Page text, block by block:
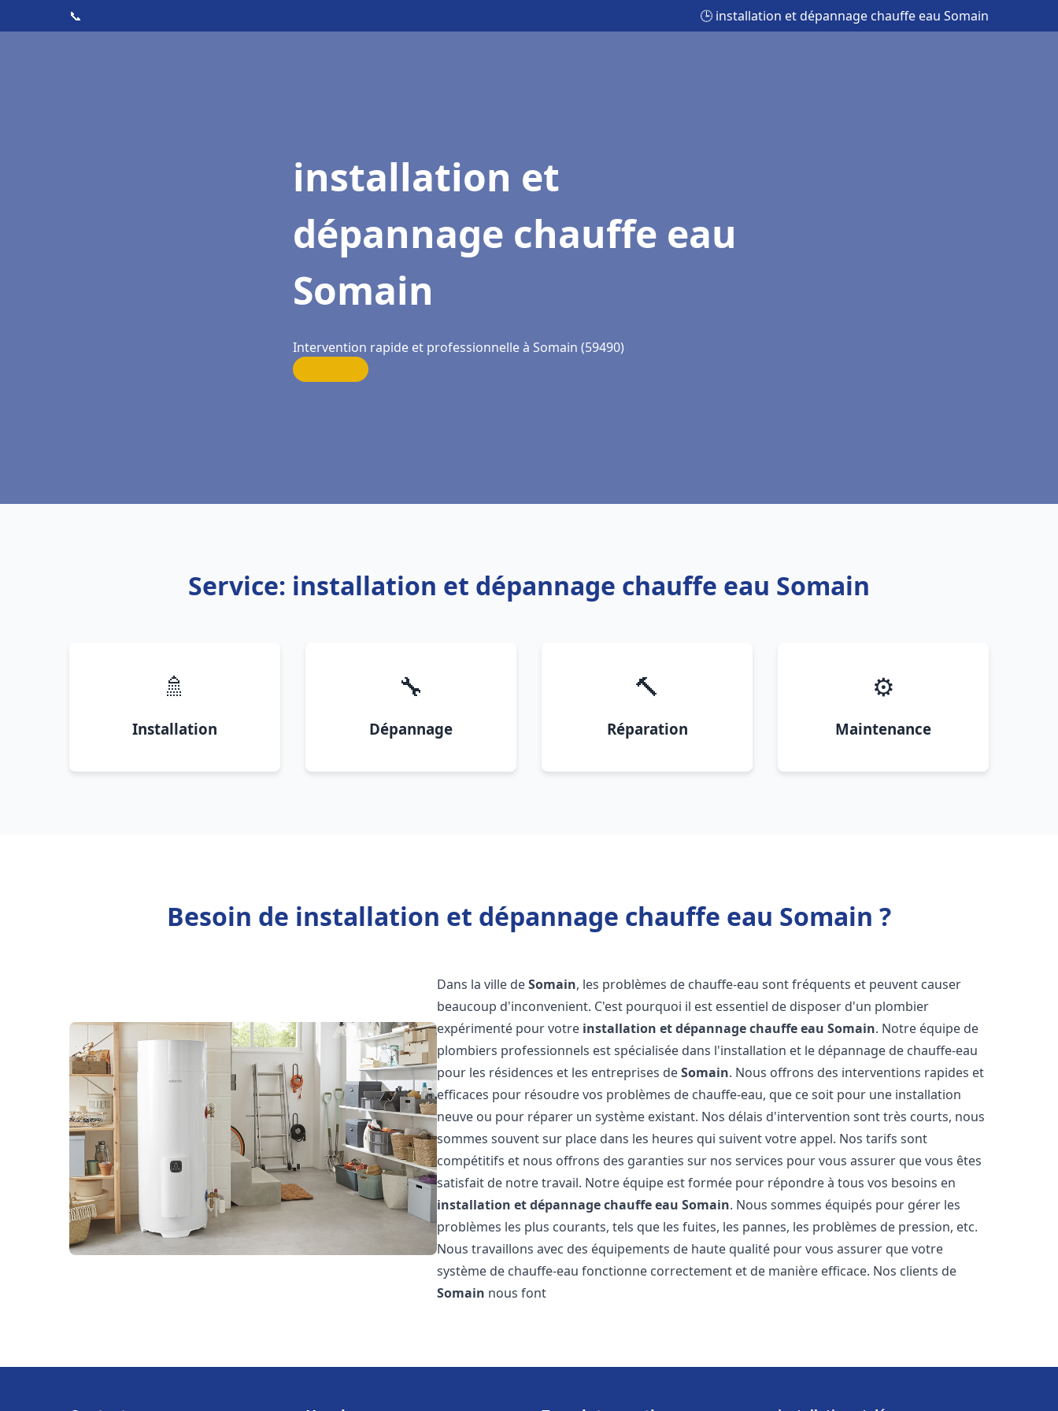
📞 🕒 installation et dépannage chauffe eau Somain
installation et
dépannage chauffe eau
Somain
Intervention rapide et professionnelle à Somain (59490)
Service: installation et dépannage chauffe eau Somain
🚿
Installation
🔧
Dépannage
🔨
Réparation
⚙️
Maintenance
Besoin de installation et dépannage chauffe eau Somain ?
Dans la ville deSomain, les problèmes de chauffe-eau sont fréquents et peuvent causer
beaucoup d'inconvenient. C'est pourquoi il est essentiel de disposer d'un plombier
expérimenté pour votre installation et dépannage chauffe eau Somain. Notre équipe de
plombiers professionnels est spécialisée dans l'installation et le dépannage de chauffe-eau
pour les résidences et les entreprises deSomain. Nous offrons des interventions rapides et
efficaces pour résoudre vos problèmes de chauffe-eau, que ce soit pour une installation
neuve ou pour réparer un système existant. Nos délais d'intervention sont très courts, nous
sommes souvent sur place dans les heures qui suivent votre appel. Nos tarifs sont
compétitifs et nous offrons des garanties sur nos services pour vous assurer que vous êtes
satisfait de notre travail. Notre équipe est formée pour répondre à tous vos besoins en
installation et dépannage chauffe eau Somain. Nous sommes équipés pour gérer les
problèmes les plus courants, tels que les fuites, les pannes, les problèmes de pression, etc.
Nous travaillons avec des équipements de haute qualité pour vous assurer que votre
système de chauffe-eau fonctionne correctement et de manière efficace. Nos clients de
Somain nous font